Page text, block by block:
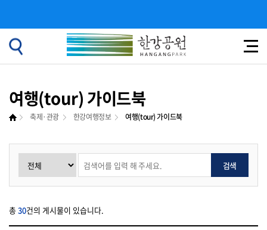
여행(tour) 가이드북
축제·관광 한강여행정보 여행(tour) 가이드북
검색
총 30건의 게시물이 있습니다.